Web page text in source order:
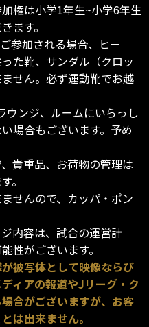
権は小学1年生~小学6年生
ます。
参加される場合、ヒー
た靴、サンダル（クロッ
せん。必ず運動靴でお越
ンジ、ルームにいらっし
場合もございます。予め
貴重品、お荷物の管理は
。
せんので、カッパ・ポン
内容は、試合の運営計
性がございます。
被写体として映像ならび
ィアの報道やJリーグ・ク
合がございますが、お客
は出来ません。